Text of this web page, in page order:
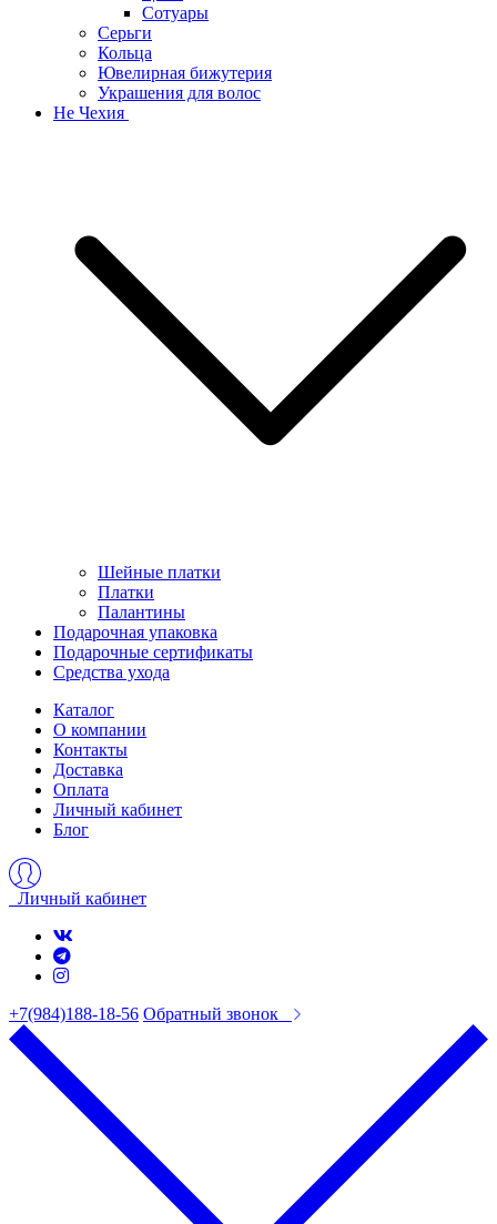
Сотуары
Серьги
Кольца
Ювелирная бижутерия
Украшения для волос
Не Чехия
Шейные платки
Платки
Палантины
Подарочная упаковка
Подарочные сертификаты
Средства ухода
Каталог
О компании
Контакты
Доставка
Оплата
Личный кабинет
Блог
Личный кабинет
+7(984)188-18-56 Обратный звонок